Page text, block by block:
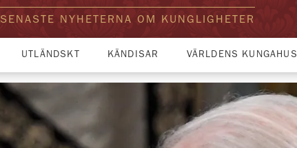
SENASTE NYHETERNA OM KUNGLIGHETER
UTLÄNDSKT KÄNDISAR VÄRLDENS KUNGAHUS